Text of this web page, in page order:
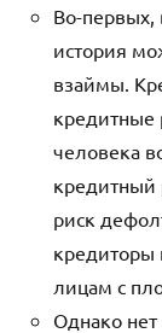
Во-первых,
история
взаймы.
кредитные
человека
кредитный
риск
кредиторы
лицам с
Однако